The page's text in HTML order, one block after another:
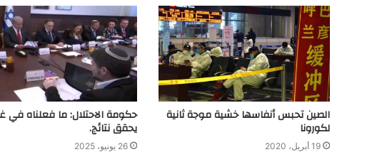
الصين تحبس أنفاسها خشية موجة ثانية
لكورونا
19 أبريل، 2020
حكومة الاحتلال: ما فعلناه في
يحقق نتائج.
26 يونيو، 2025